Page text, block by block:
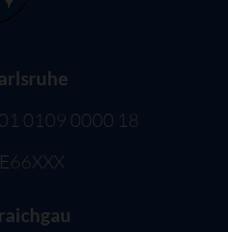
0109 0000 18